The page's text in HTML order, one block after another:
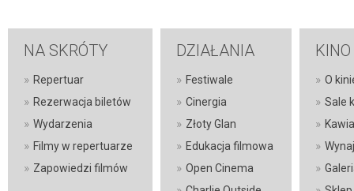
NA SKRÓTY
» Repertuar
» Rezerwacja biletów
» Wydarzenia
» Filmy w repertuarze
» Zapowiedzi filmów
DZIAŁANIA
» Festiwale
» Cinergia
» Złoty Glan
» Edukacja filmowa
» Open Cinema
KINO
» O
» Sale
»
»
»